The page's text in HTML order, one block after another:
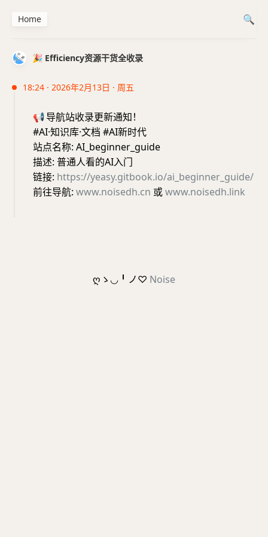
🎉 Efficiency资源干货全收录
18:24 · 2026年2月13日 · 周五
📢导航站收录更新通知！
#AI·知识库·文档 #AI新时代
站点名称: AI_beginner_guide
描述: 普通人看的AI入门
链接: https://yeasy.gitbook.io/ai_beginner_guide/
前往导航: www.noisedh.cn 或www.noisedh.link
Home
ღゝ◡╹ノ♡ Noise